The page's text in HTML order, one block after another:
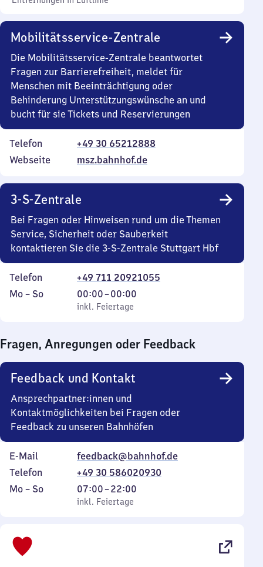
Mobilitätsservice-Zentrale
Die Mobilitätsservice-Zentrale beantwortet
Fragen zur Barrierefreiheit, meldet für
Menschen mit Beeinträchtigung oder
Behinderung Unterstützungswünsche an und
bucht für sie Tickets und Reservierungen
Telefon
+49 30 65212888
Webseite
msz.bahnhof.de
3-S-Zentrale
Bei Fragen oder Hinweisen rund um die Themen
Service, Sicherheit oder Sauberkeit
kontaktieren Sie die 3-S-Zentrale Stuttgart Hbf
Telefon
+49 711 20921055
Montag
Mo – So,
inkl. Feiertage
00:00–00:00
Von
0
0
Uhr
inkl. Feiertage
Fragen, Anregungen oder Feedback
Feedback und Kontakt
Ansprechpartner:innen und
Kontaktmöglichkeiten bei Fragen oder
Feedback zu unseren Bahnhöfen
E-Mail
feedback@bahnhof.de
Telefon
+49 30 586020930
Montag
Mo – So,
inkl. Feiertage
07:00–22:00
Von
7
inkl. Feiertage